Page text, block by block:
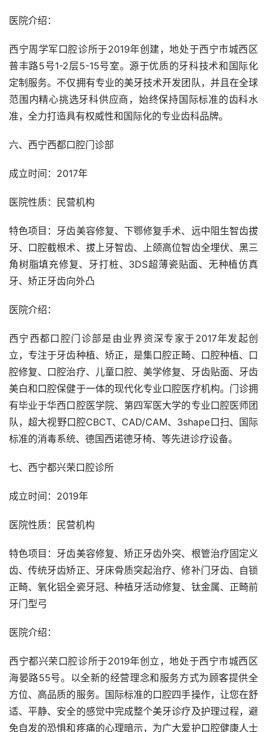
医院介绍：
西宁周学军口腔诊所于2019年创建，地处于西宁市城西区
普丰路5号1-2层5-15号室。源于优质的牙科技术和国际化
定制服务。不仅拥有专业的美牙技术开发团队，并且在全球
范围内精心挑选牙科供应商，始终保持国际标准的齿科水
准，全力打造具有权威性和国际化的专业齿科品牌。
六、西宁西都口腔门诊部
成立时间：2017年
医院性质：民营机构
特色项目：牙齿美容修复、下鄂修复手术、远中阻生智齿拔
牙、口腔截根术、拔上牙智齿、上颌高位智齿全埋伏、黑三
角树脂填充修复、牙打桩、3DS超薄瓷贴面、无种植仿真
牙、矫正牙齿向外凸
医院介绍：
西宁西都口腔门诊部是由业界资深专家于2017年发起创
立，专注于牙齿种植、矫正，是集口腔正畸、口腔种植、口
腔修复、口腔治疗、儿童口腔、美学修复、牙齿贴面、牙齿
美白和口腔保健于一体的现代化专业口腔医疗机构。门诊拥
有毕业于华西口腔医学院、第四军医大学的专业口腔医师团
队，超大视野口腔CBCT、CAD/CAM、3shape口扫、国际
标准的消毒系统、德国西诺德牙椅、等先进诊疗设备。
七、西宁都兴荣口腔诊所
成立时间：2019年
医院性质：民营机构
特色项目：牙齿美容修复、矫正牙齿外突、根管治疗固定义
齿、传统牙齿矫正、牙床骨质突起治疗、修补门牙齿、自锁
正畸、氧化铝全瓷牙冠、种植牙活动修复、钛金属、正畸前
牙门型弓
医院介绍：
西宁都兴荣口腔诊所于2019年创立，地处于西宁市城西区
海晏路55号。以全新的经营理念和服务方式为顾客提供全
方位、高品质的服务。国际标准的口腔四手操作，让您在舒
适、平静、安全的感觉中完成整个美牙诊疗及护理过程，避
免自发的恐惧和疼痛的心理暗示，为广大爱护口腔健康人士